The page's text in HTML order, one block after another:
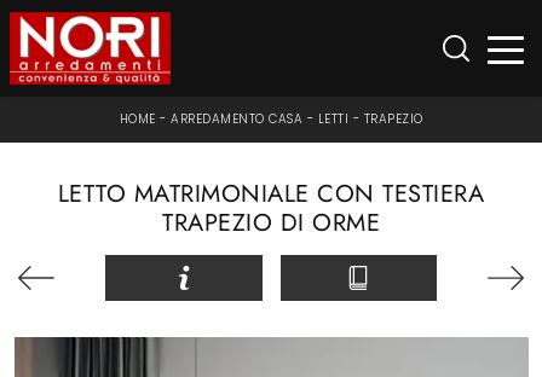
HOME - ARREDAMENTO CASA - LETTI - TRAPEZIO
LETTO MATRIMONIALE CON TESTIERA
TRAPEZIO DI ORME